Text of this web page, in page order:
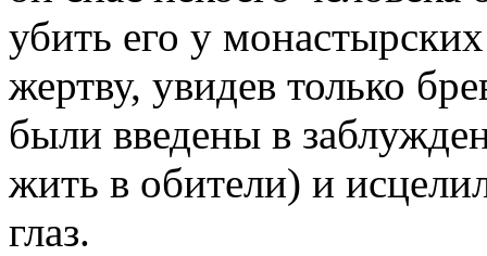
убить его у
жертву, увидев только
были введены в
жить в обители) и
глаз.